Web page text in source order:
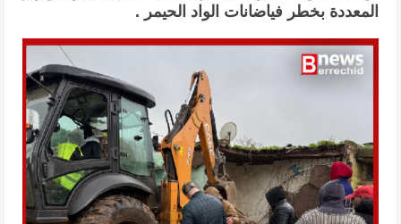
المعددة بخطر فياضانات الواد الحيمر .